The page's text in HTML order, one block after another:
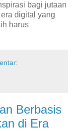
bagi jutaan
digital yang
harus
Berbasis
di Era